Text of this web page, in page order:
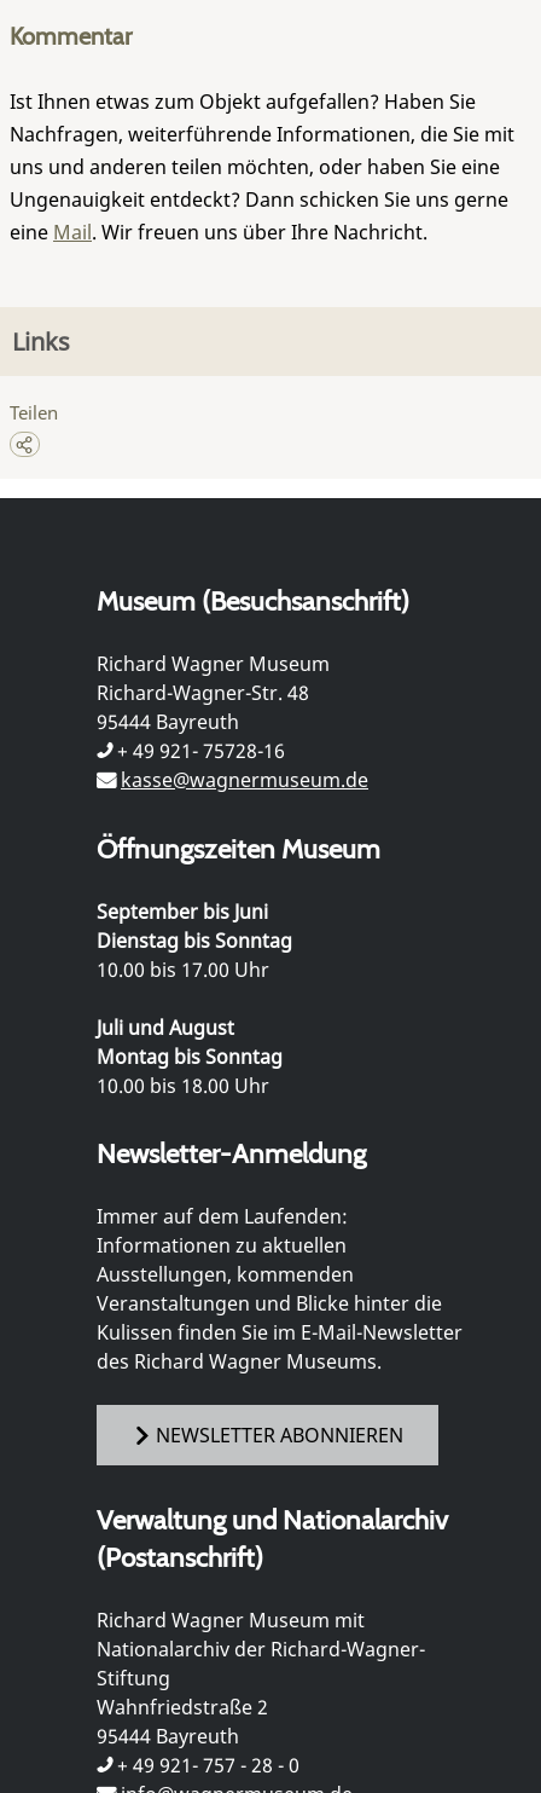
Kommentar
Ist Ihnen etwas zum Objekt aufgefallen? Haben Sie
Nachfragen, weiterführende Informationen, die Sie mit
uns und anderen teilen möchten, oder haben Sie eine
Ungenauigkeit entdeckt? Dann schicken Sie uns gerne
eine Mail. Wir freuen uns über Ihre Nachricht.
Links
Teilen
Museum (Besuchsanschrift)
Richard Wagner Museum
Richard-Wagner-Str. 48
95444 Bayreuth
+ 49 921- 75728-16
kasse@wagnermuseum.de
Öffnungszeiten Museum
September bis Juni
Dienstag bis Sonntag
10.00 bis 17.00 Uhr
Juli und August
Montag bis Sonntag
10.00 bis 18.00 Uhr
Newsletter-Anmeldung
Immer auf dem Laufenden:
Informationen zu aktuellen
Ausstellungen, kommenden
Veranstaltungen und Blicke hinter die
Kulissen finden Sie im E-Mail-Newsletter
des Richard Wagner Museums.
NEWSLETTER ABONNIEREN
Verwaltung und Nationalarchiv
(Postanschrift)
Richard Wagner Museum mit
Nationalarchiv der Richard-Wagner-
Stiftung
Wahnfriedstraße 2
95444 Bayreuth
+ 49 921- 757 - 28 - 0